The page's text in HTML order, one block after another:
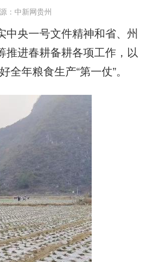
：中新网贵州
央一号文件精神和省、州
推进春耕备耕各项工作，以
年粮食生产“第一仗”。